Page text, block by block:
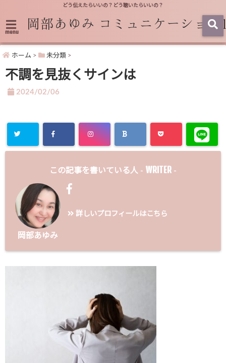
どう伝えたらいいの？どう聴いたらいいの？
menu
ホーム > 未分類 >
不調を見抜くサインは
2024/02/06
この記事を書いている人 - WRITER -
岡部あゆみ
詳しいプロフィールはこちら